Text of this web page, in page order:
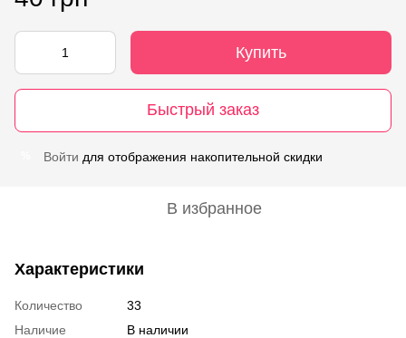
Купить
Быстрый заказ
Войти для отображения накопительной скидки
В избранное
Характеристики
Количество
33
Наличие
В наличии